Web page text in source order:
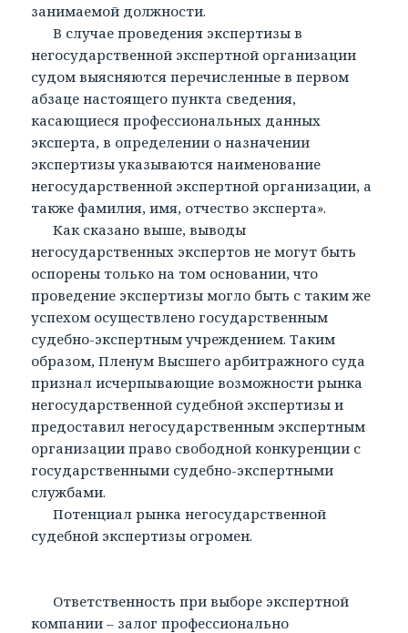
занимаемой должности.
В случае проведения экспертизы в
негосударственной экспертной организации
судом выясняются перечисленные в первом
абзаце настоящего пункта сведения,
касающиеся профессиональных данных
эксперта, в определении о назначении
экспертизы указываются наименование
негосударственной экспертной организации, а
также фамилия, имя, отчество эксперта».
Как сказано выше, выводы
негосударственных экспертов не могут быть
оспорены только на том основании, что
проведение экспертизы могло быть с таким же
успехом осуществлено государственным
судебно-экспертным учреждением. Таким
образом, Пленум Высшего арбитражного суда
признал исчерпывающие возможности рынка
негосударственной судебной экспертизы и
предоставил негосударственным экспертным
организации право свободной конкуренции с
государственными судебно-экспертными
службами.
Потенциал рынка негосударственной
судебной экспертизы огромен.
Ответственность при выборе экспертной
компании – залог профессионально